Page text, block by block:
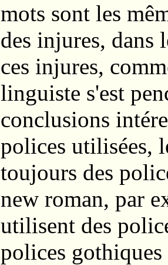
mots sont les
des injures, dans
ces injures,
linguiste s'est
conclusions
polices utilisées,
toujours des
new roman, par
utilisent des
polices